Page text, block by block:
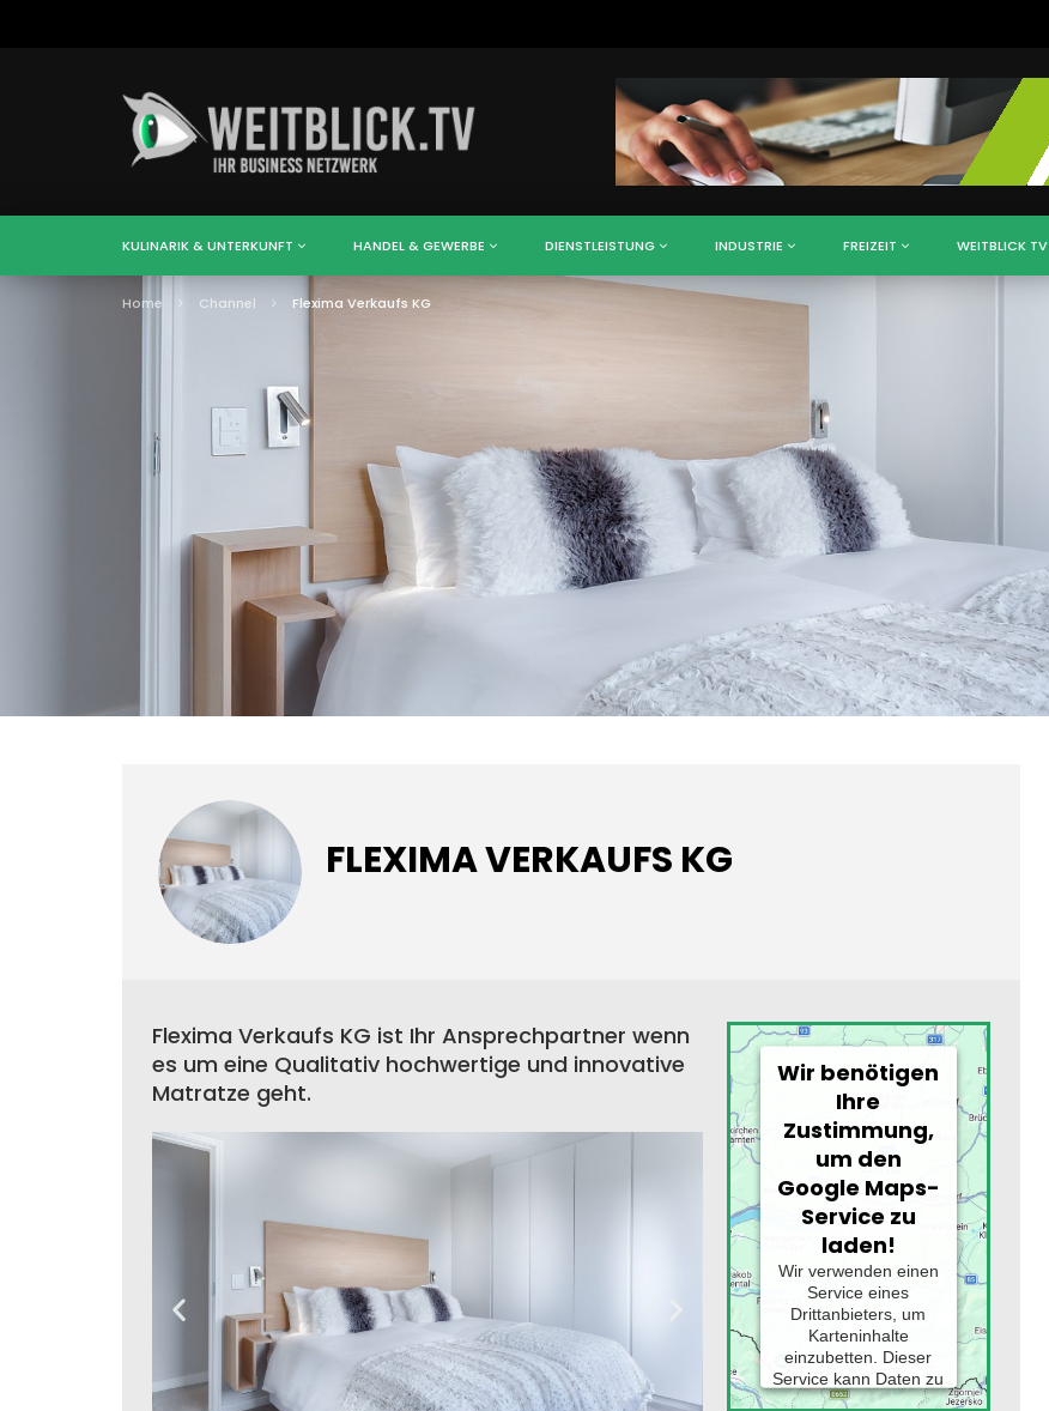
KULINARIK & UNTERKUNFT HANDEL & GEWERBE DIENSTLEISTUNG INDUSTRIE FREIZEIT WEITBLICK TV
Home Channel Flexima Verkaufs KG
FLEXIMA VERKAUFS KG
Flexima Verkaufs KG ist Ihr Ansprechpartner wenn
es um eine Qualitativ hochwertige und innovative
Matratze geht.
Wir benötigen
Ihre
Zustimmung,
um den
Google Maps-
Service zu
laden!
Wir verwenden einen
Service eines
Drittanbieters, um
Karteninhalte
einzubetten. Dieser
Service kann Daten zu
Ihren Aktivitäten